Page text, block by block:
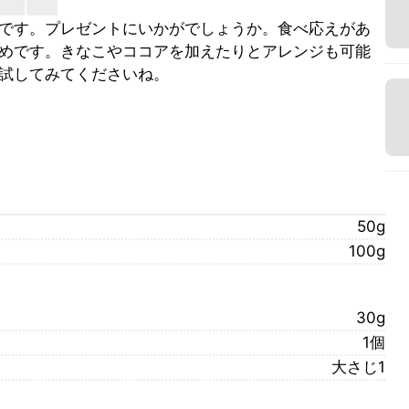
す。プレゼントにいかがでしょうか。食べ応えがあ
です。きなこやココアを加えたりとアレンジも可能
してみてくださいね。
50g
100g
30g
1個
大さじ1